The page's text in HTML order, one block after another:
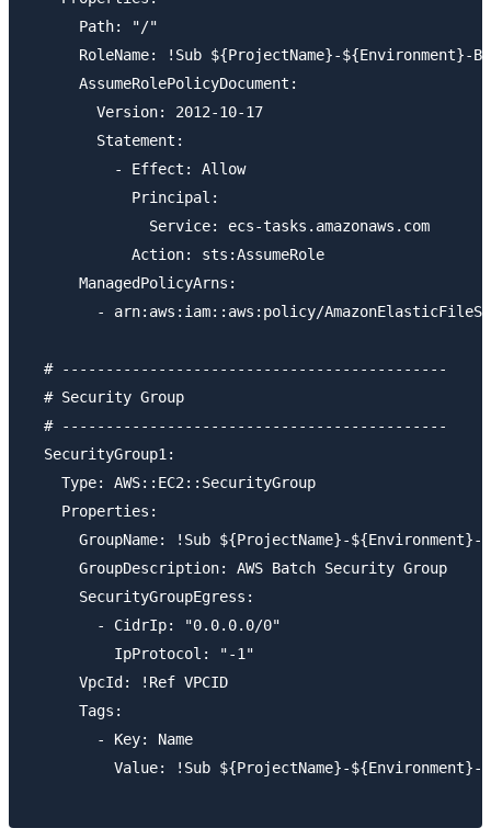
      Path: "/"
RoleName: !Sub ${ProjectName}-${Environment}-
      AssumeRolePolicyDocument:
        Version: 2012-10-17
        Statement:
          - Effect: Allow
            Principal:
              Service: ecs-tasks.amazonaws.com
            Action: sts:AssumeRole
      ManagedPolicyArns:
- arn:aws:iam::aws:policy/
  # --------------------------------------------
  # Security Group
  # --------------------------------------------
  SecurityGroup1:
    Type: AWS::EC2::SecurityGroup
    Properties:
GroupName: !Sub ${ProjectName}-${Environment}-
      GroupDescription: AWS Batch Security Group
      SecurityGroupEgress:
        - CidrIp: "0.0.0.0/0"
          IpProtocol: "-1"
      VpcId: !Ref VPCID
      Tags:
        - Key: Name
Value: !Sub ${ProjectName}-${Environment}-